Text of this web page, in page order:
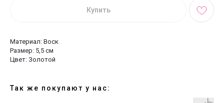
Купить
Материал: Воск
Размер: 5,5 см
Цвет: Золотой
Так же покупают у нас: